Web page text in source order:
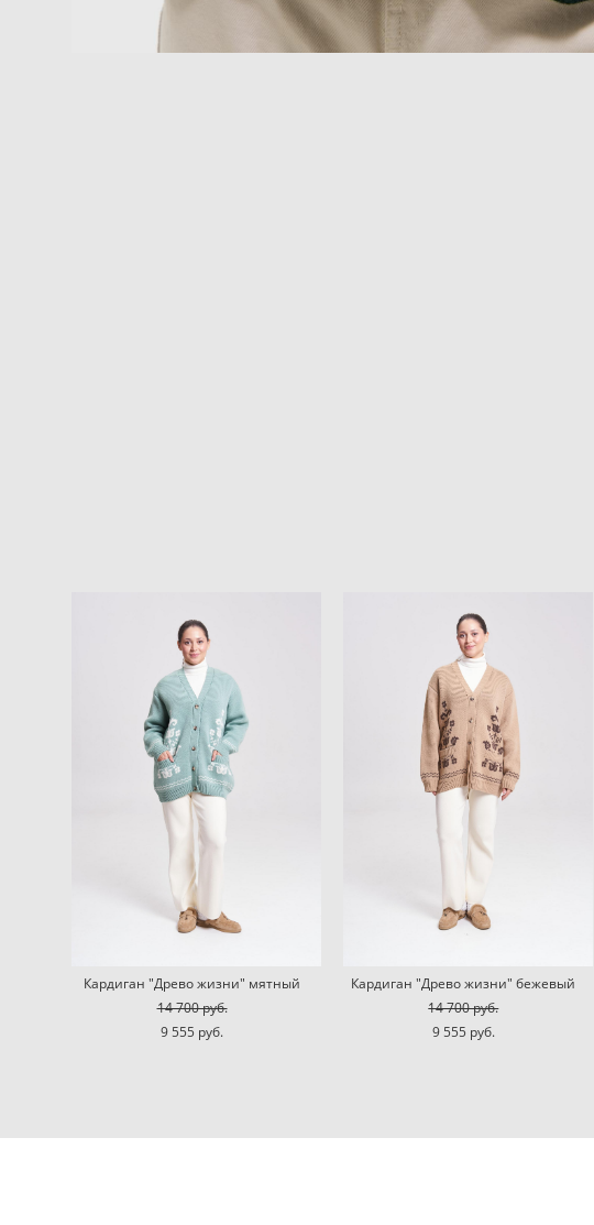
Кардиган "Древо жизни" мятный
14 700 pуб.
9 555 pуб.
Кардиган "Древо жизни" бежевый
14 700 pуб.
9 555 pуб.